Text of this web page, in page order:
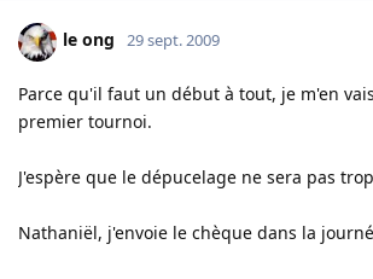
le ong 29 sept. 2009
Parce qu'il faut un début à tout, je m'en
premier tournoi.
J'espère que le dépucelage ne sera pas
Nathaniël, j'envoie le chèque dans la